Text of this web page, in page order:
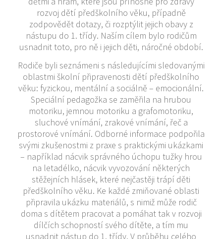
rozvoj dětí předškolního věku, případně
zodpovědět dotazy, či rozptýlit jejich obavy z
nástupu do 1. třídy. Naším cílem bylo rodičům
usnadnit toto, pro ně i jejich děti, náročné období.
Rodiče byli seznámeni s následujícími sledovanými
oblastmi školní připravenosti dětí předškolního
věku: fyzickou, mentální a sociálně – emocionální.
Speciální pedagožka se zaměřila na hrubou
motoriku, jemnou motoriku a grafomotoriku,
sluchové vnímání, zrakové vnímání, řeč a
prostorové vnímání. Odborné informace podpořila
svými zkušenostmi z praxe s praktickými ukázkami
– například nácvik správného úchopu tužky hrou
na letadélko, nácvik vyvozování některých
stěžejních hlásek, které nejčastěji trápí děti
předškolního věku. Ke každé zmiňované oblasti
připravila ukázku materiálů, s nimiž může rodič
doma s dítětem pracovat a pomáhat tak v rozvoji
dílčích schopností svého dítěte, a tím mu
usnadnit nástup do 1. třídy. V průběhu celého